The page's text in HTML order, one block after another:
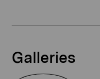
Galleries